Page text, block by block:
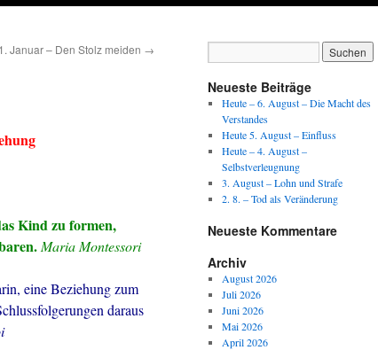
Januar – Den Stolz meiden →
Kind zu formen,
Maria Montessori
eine Beziehung zum
daraus
Neueste Beiträge
Heute – 6. August – Die Macht des
Verstandes
Heute 5. August – Einfluss
Heute – 4. August –
Selbstverleugnung
3. August – Lohn und Strafe
2. 8. – Tod als Veränderung
Neueste Kommentare
Archiv
August 2026
Juli 2026
Juni 2026
Mai 2026
April 2026